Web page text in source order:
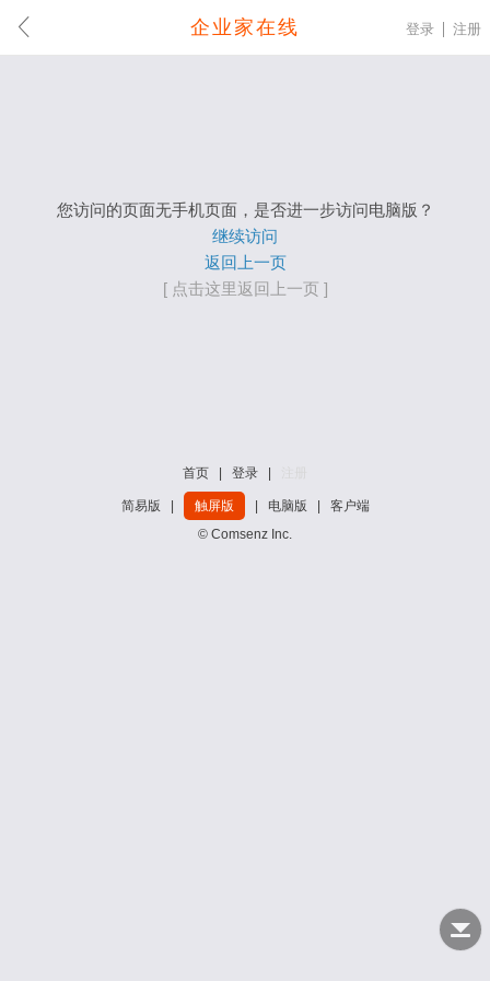
企业家在线 登录 注册
您访问的页面无手机页面，是否进一步访问电脑版？
继续访问
返回上一页
[ 点击这里返回上一页 ]
首页 登录
简易版 触屏版 电脑版
客户端
© Comsenz Inc.